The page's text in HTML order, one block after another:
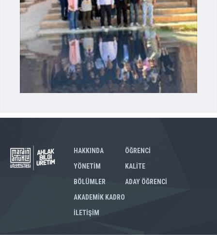
HAKKINDA
YÖNETİM
BÖLÜMLER
ÖĞRENCİ
KALİTE
ADAY ÖĞRENCİ
AKADEMİK KADRO
İLETİŞİM